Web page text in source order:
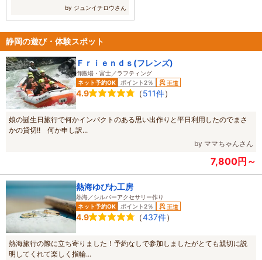
湯」（10時～21時。冬季は17時ま
時～16時）などがあり、一年を通じ
て楽しめる。
を食べましたかとても美味しかった
by ジュンイチロウさん
静岡の遊び・体験スポット
Ｆｒｉｅｎｄｓ(フレンズ)
御殿場・富士／ラフティング
ネット予約OK
ポイント2％ 王道
4.9 （511件）
娘の誕生日旅行で何かインパクトのある思い出作りと平日利用したのでまさ
かの貸切!! 何か申し訳...
by ママちゃんさん
7,800円～
熱海ゆびわ工房
熱海／シルバーアクセサリー作り
ネット予約OK
ポイント2％ 王道
4.9 （437件）
熱海旅行の際に立ち寄りました！予約なしで参加しましたがとても親切に説
明してくれて楽しく指輪...